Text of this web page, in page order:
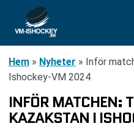
Hem » Nyheter » Inför
Ishockey-VM 2024
INFÖR MATCHEN:
KAZAKSTAN I